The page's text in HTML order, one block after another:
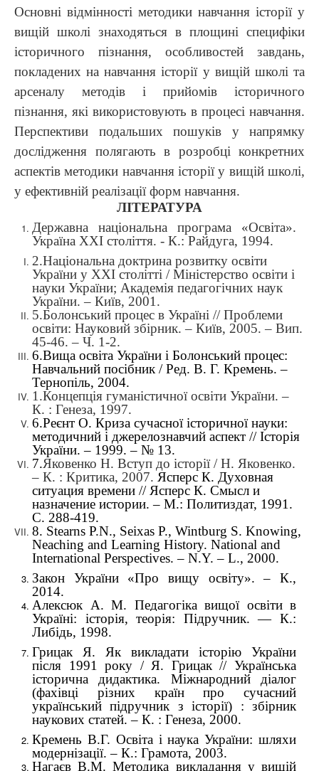
Основні відмінності методики навчання історії у
вищій школі знаходяться в площині специфіки
історичного пізнання, особливостей завдань,
покладених на навчання історії у вищій школі та
арсеналу методів і прийомів історичного
пізнання, які використовують в процесі навчання.
Перспективи подальших пошуків у напрямку
дослідження полягають в розробці конкретних
аспектів методики навчання історії у вищій школі,
у ефективній реалізації форм навчання.
ЛІТЕРАТУРА
Державна національна програма «Освіта».
Україна XXI століття. - К.: Райдуга, 1994.
2.Національна доктрина розвитку освіти
України у ХХІ столітті / Міністерство освіти і
науки України; Академія педагогічних наук
України. – Київ, 2001.
5.Болонський процес в Україні // Проблеми
освіти: Науковий збірник. – Київ, 2005. – Вип.
45-46. – Ч. 1-2.
6.Вища освіта України і Болонський процес:
Навчальний посібник / Ред. В. Г. Кремень. –
Тернопіль, 2004.
1.Концепція гуманістичної освіти України. –
К. : Генеза, 1997.
6.Реєнт О. Криза сучасної історичної науки:
методичний і джерелознавчий аспект // Історія
України. – 1999. – № 13.
7.Яковенко Н. Вступ до історії / Н. Яковенко.
– К. : Критика, 2007. Ясперс К. Духовная
ситуация времени // Ясперс К. Смысл и
назначение истории. – М.: Политиздат, 1991.
С. 288-419.
8. Stearns P.N., Seixas P., Wintburg S. Knowing,
Neaching and Learning History. National and
International Perspectives. – N.Y. – L., 2000.
Закон України «Про вищу освіту». – К.,
2014.
Алексюк А. М. Педагогіка вищої освіти в
Україні: історія, теорія: Підручник. — К.:
Либідь, 1998.
Грицак Я. Як викладати історію України
після 1991 року / Я. Грицак // Українська
історична дидактика. Міжнародний діалог
(фахівці різних країн про сучасний
український підручник з історії) : збірник
наукових статей. – К. : Генеза, 2000.
Кремень В.Г. Освіта і наука України: шляхи
модернізації. – К.: Грамота, 2003.
Нагаєв В.М. Методика викладання у вищій